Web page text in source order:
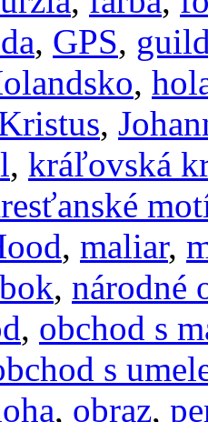
, GPS,
,
,
, kráľovská
, maliar,
, národné
, obchod s
s
, obraz,